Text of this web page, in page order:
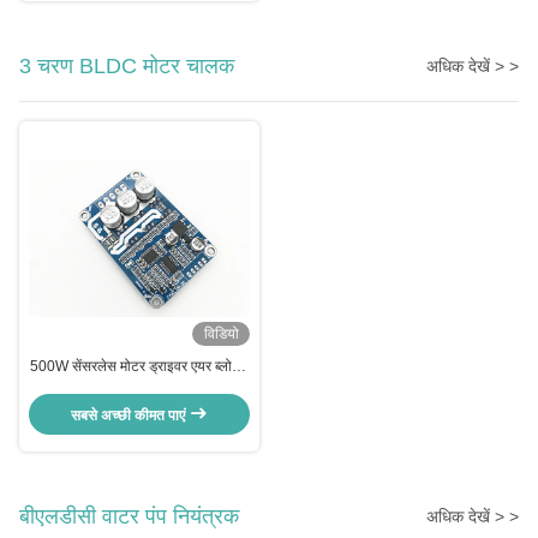
3 चरण BLDC मोटर चालक अधिक देखें > >
विडियो
500W सेंसरलेस मोटर ड्राइवर एयर ब्लोअर
कोटरोलर
सबसे अच्छी कीमत पाएं
बीएलडीसी वाटर पंप नियंत्रक अधिक देखें > >